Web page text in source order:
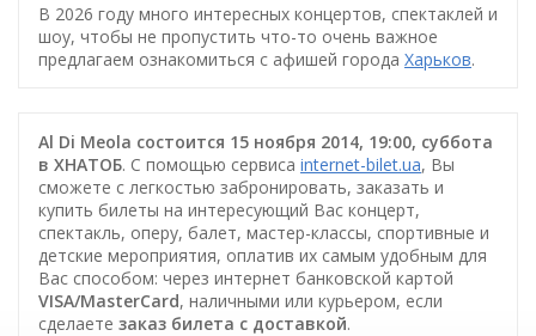
В 2026 году много интересных концертов, спектаклей и
шоу, чтобы не пропустить что-то очень важное
предлагаем ознакомиться с афишей города Харьков.
Al Di Meola состоится 15 ноября 2014, 19:00, суббота
в ХНАТОБ. С помощью сервиса internet-bilet.ua, Вы
сможете с легкостью забронировать, заказать и
купить билеты на интересующий Вас концерт,
спектакль, оперу, балет, мастер-классы, спортивные и
детские мероприятия, оплатив их самым удобным для
Вас способом: через интернет банковской картой
VISA/MasterCard, наличными или курьером, если
сделаете заказ билета c доставкой.